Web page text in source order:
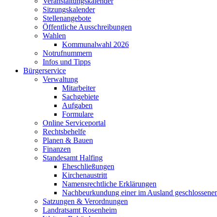
Sitzungskalender
Stellenangebote
Öffentliche Ausschreibungen
Wahlen
Kommunalwahl 2026
Notrufnummern
Infos und Tipps
Bürgerservice
Verwaltung
Mitarbeiter
Sachgebiete
Aufgaben
Formulare
Online Serviceportal
Rechtsbehelfe
Planen & Bauen
Finanzen
Standesamt Halfing
Eheschließungen
Kirchenaustritt
Namensrechtliche Erklärungen
Nachbeurkundung einer im Ausland
Satzungen & Verordnungen
Landratsamt Rosenheim